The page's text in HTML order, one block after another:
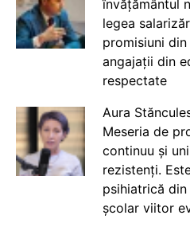
învățământul
legea
promisiuni
angajații din
respectate
Aura
Meseria de
continuu și
rezistenți.
psihiatrică
școlar viitor